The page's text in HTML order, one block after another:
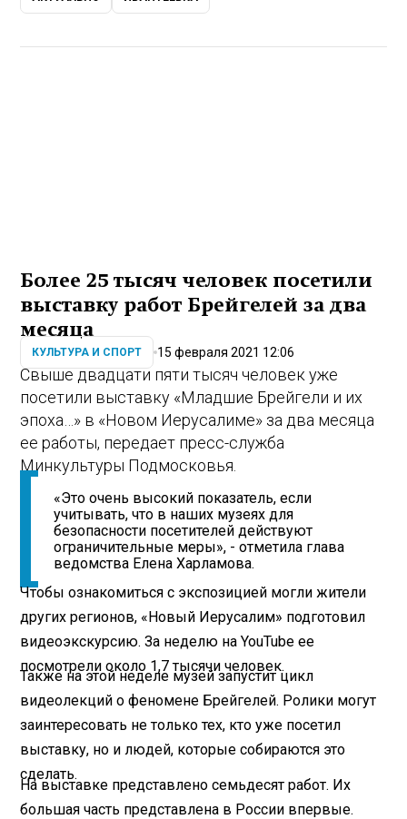
Более 25 тысяч человек посетили
выставку работ Брейгелей за два
месяца
КУЛЬТУРА И СПОРТ 15 февраля 2021 12:06
Свыше двадцати пяти тысяч человек уже
посетили выставку «Младшие Брейгели и их
эпоха…» в «Новом Иерусалиме» за два месяца
ее работы, передает пресс-служба
Минкультуры Подмосковья.
«Это очень высокий показатель, если
учитывать, что в наших музеях для
безопасности посетителей действуют
ограничительные меры», - отметила глава
ведомства Елена Харламова.
Чтобы ознакомиться с экспозицией могли жители
других регионов, «Новый Иерусалим» подготовил
видеоэкскурсию. За неделю на YouTube ее
посмотрели около 1,7 тысячи человек.
Также на этой неделе музей запустит цикл
видеолекций о феномене Брейгелей. Ролики могут
заинтересовать не только тех, кто уже посетил
выставку, но и людей, которые собираются это
сделать.
На выставке представлено семьдесят работ. Их
большая часть представлена в России впервые.